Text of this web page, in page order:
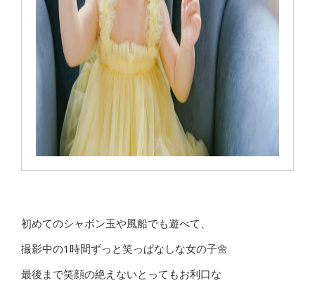
初めてのシャボン玉や風船でも遊べて、
撮影中の1時間ずっと笑っぱなしな女の子🌼
最後まで笑顔の絶えないとってもお利口な